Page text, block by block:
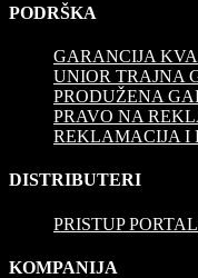
PODRŠKA
GARANCIJA
UNIOR TRAJNA
PRODUŽENA
PRAVO NA
REKLAMACIJA I
DISTRIBUTERI
PRISTUP
KOMPANIJA